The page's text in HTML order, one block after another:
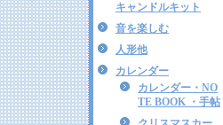
キャンドルキット
音を楽しむ
人形他
カレンダー
カレンダー・NO
TE BOOK ・手帖